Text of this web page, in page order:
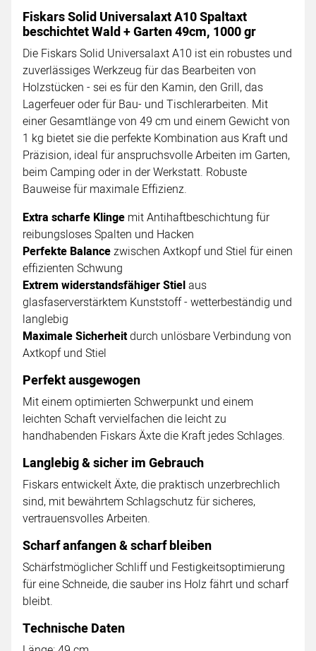
Fiskars Solid Universalaxt A10 Spaltaxt
beschichtet Wald + Garten 49cm, 1000 gr
Die Fiskars Solid Universalaxt A10 ist ein robustes und
zuverlässiges Werkzeug für das Bearbeiten von
Holzstücken - sei es für den Kamin, den Grill, das
Lagerfeuer oder für Bau- und Tischlerarbeiten. Mit
einer Gesamtlänge von 49 cm und einem Gewicht von
1 kg bietet sie die perfekte Kombination aus Kraft und
Präzision, ideal für anspruchsvolle Arbeiten im Garten,
beim Camping oder in der Werkstatt. Robuste
Bauweise für maximale Effizienz.
Extra scharfe Klinge mit Antihaftbeschichtung für
reibungsloses Spalten und Hacken
Perfekte Balancezwischen Axtkopf und Stiel für einen
effizienten Schwung
Extrem widerstandsfähiger Stielaus
glasfaserverstärktem Kunststoff - wetterbeständig und
langlebig
Maximale Sicherheitdurch unlösbare Verbindung von
Axtkopf und Stiel
Perfekt ausgewogen
Mit einem optimierten Schwerpunkt und einem
leichten Schaft vervielfachen die leicht zu
handhabenden Fiskars Äxte die Kraft jedes Schlages.
Langlebig & sicher im Gebrauch
Fiskars entwickelt Äxte, die praktisch unzerbrechlich
sind, mit bewährtem Schlagschutz für sicheres,
vertrauensvolles Arbeiten.
Scharf anfangen & scharf bleiben
Schärfstmöglicher Schliff und Festigkeitsoptimierung
für eine Schneide, die sauber ins Holz fährt und scharf
bleibt.
Technische Daten